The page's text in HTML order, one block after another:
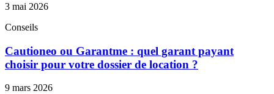
3 mai 2026
Conseils
Cautioneo ou Garantme : quel garant payant
choisir pour votre dossier de location ?
9 mars 2026